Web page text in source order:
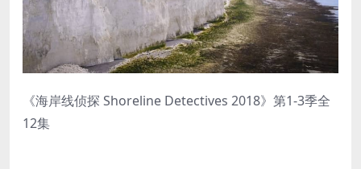
《海岸线侦探 Shoreline Detectives 2018》第1-3季全
12集